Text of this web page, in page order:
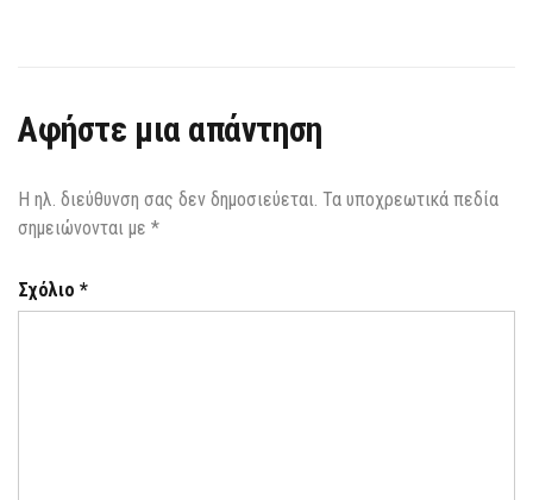
Αφήστε μια απάντηση
Η ηλ. διεύθυνση σας δεν δημοσιεύεται. Τα υποχρεωτικά πεδία
σημειώνονται με *
Σχόλιο *